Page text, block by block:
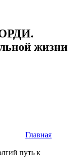
жизни
Главная
путь к